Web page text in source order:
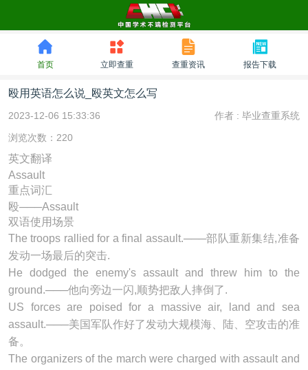
首页 立即查重 查重资讯 报告下载
殴用英语怎么说_殴英文怎么写
2023-12-06 15:33:36 作者 : 毕业查重系统
浏览次数：220
英文翻译
Assault
重点词汇
殴───Assault
双语使用场景
The troops rallied for a final assault.───部队重新集结,准备
发动一场最后的突击.
He dodged the enemy's assault and threw him to the
ground.───他向旁边一闪,顺势把敌人摔倒了.
US forces are poised for a massive air, land and sea
assault.───美国军队作好了发动大规模海、陆、空攻击的准
备。
The organizers of the march were charged withassault and